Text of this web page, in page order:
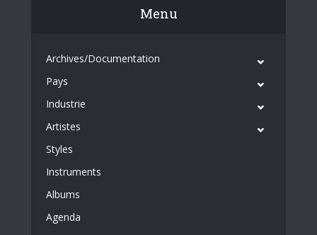
Menu
Archives/Documentation
Pays
Industrie
Artistes
Styles
Instruments
Albums
Agenda